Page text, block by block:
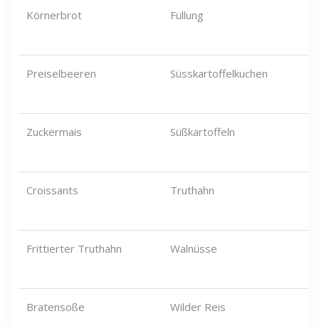
Körnerbrot Füllung
Preiselbeeren Süsskartoffelkuchen
Zuckermais Süßkartoffeln
Croissants Truthahn
Frittierter Truthahn Walnüsse
Bratensoße Wilder Reis